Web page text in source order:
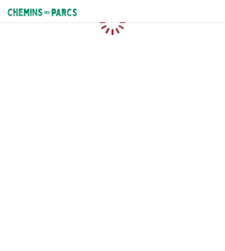
Chemins des Parcs
Chargement